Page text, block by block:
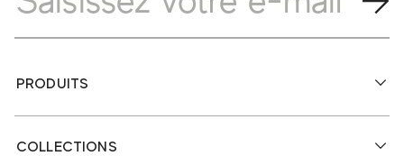
PRODUITS
COLLECTIONS